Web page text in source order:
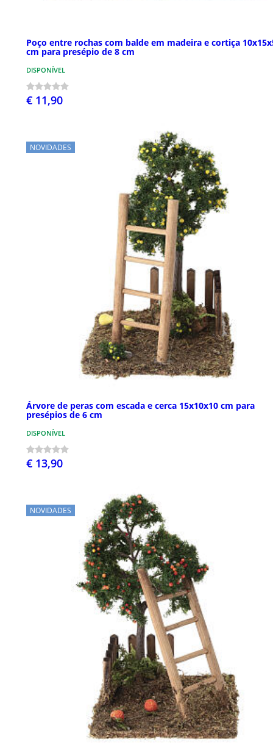
Poço entre rochas com balde em madeira e cortiça
cm para presépio de 8 cm
DISPONÍVEL
€ 11,90
NOVIDADES
Árvore de peras com escada e cerca 15x10x10 cm para
presépios de 6 cm
DISPONÍVEL
€ 13,90
NOVIDADES